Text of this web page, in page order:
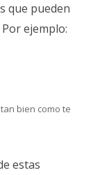
que pueden
ejemplo:
bien como te
estas